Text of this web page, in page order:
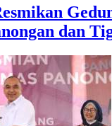
dan